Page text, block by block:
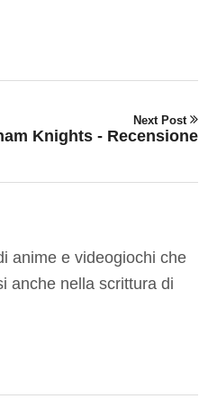
Next Post
Knights - Recensione
anime e videogiochi che
anche nella scrittura di